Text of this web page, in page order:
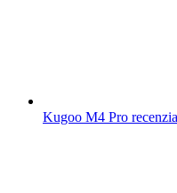
Kugoo M4 Pro recenzia